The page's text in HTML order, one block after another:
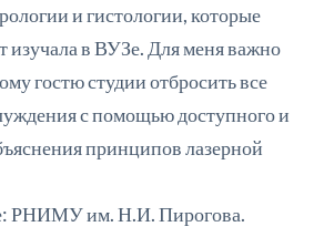
и гистологии, которые
изучала в ВУЗе. Для меня важно
гостю студии отбросить все
с помощью доступного и
принципов лазерной
РНИМУ им. Н.И. Пирогова.